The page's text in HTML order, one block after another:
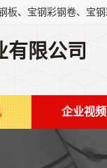
有限公司
企业视频